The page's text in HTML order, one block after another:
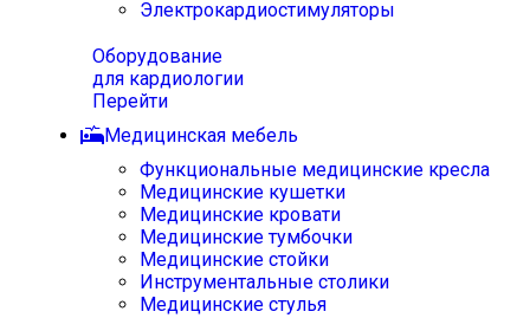
Электрокардиостимуляторы
Оборудование
для кардиологии
Перейти
Медицинская мебель
Функциональные медицинские кресла
Медицинские кушетки
Медицинские кровати
Медицинские тумбочки
Медицинские стойки
Инструментальные столики
Медицинские стулья